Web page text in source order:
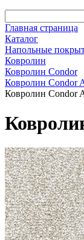
Главная страница
Каталог
Напольные
Ковролин
Ковролин Condor
Ковролин Condor
Ковролин Condor